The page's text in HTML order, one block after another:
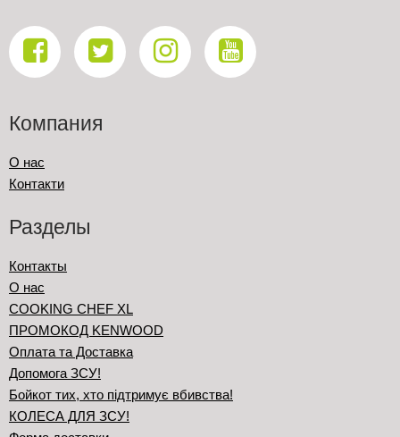
Компания
О нас
Контакти
Разделы
Контакты
О нас
COOKING CHEF XL
ПРОМОКОД KENWOOD
Оплата та Доставка
Допомога ЗСУ!
Бойкот тих, хто підтримує вбивства!
КОЛЕСА ДЛЯ ЗСУ!